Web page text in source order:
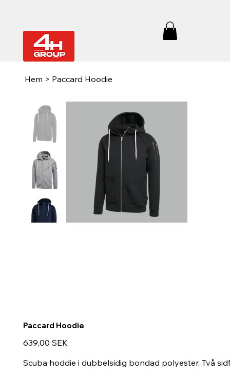
Hem > Paccard Hoodie
Paccard Hoodie
Preis
639,00 SEK
Scuba hoddie i dubbelsidig bondad polyester. Två